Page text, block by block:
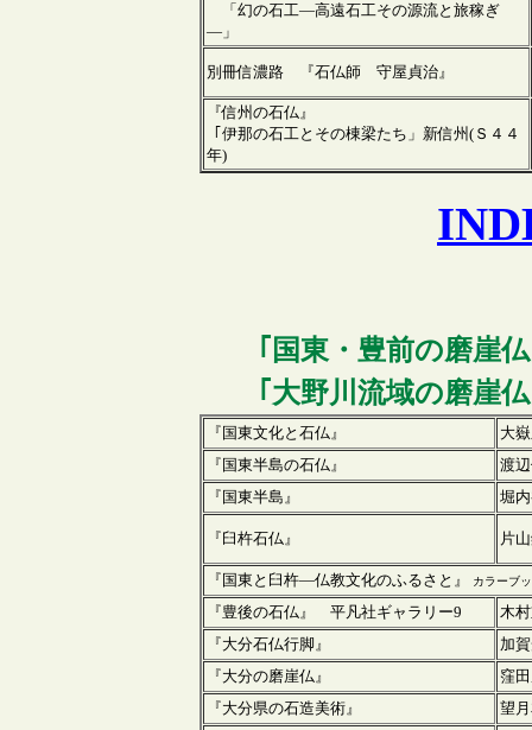
「幻の石工―高遠石工その源流と旅稼ぎ
―」
別冊信濃路 『石仏師 守屋貞治』
『信州の石仏』
｢伊那の石工とその棟梁たち」新信州(Ｓ４４
年)
｢ 国東・豊前の磨崖
｢大野川流域の磨崖
『国東文化と石仏』
大
『国東半島の石仏』
渡
『国東半島』
堀
『臼杵石仏』 片
『国東と臼杵―仏教文化のふるさと』 カラーブ
『豊後の石仏』 平凡社ギャラリー9
木
『大分石仏行脚』
加
『大分の磨崖仏』
窪
『大分県の石造美術』
望